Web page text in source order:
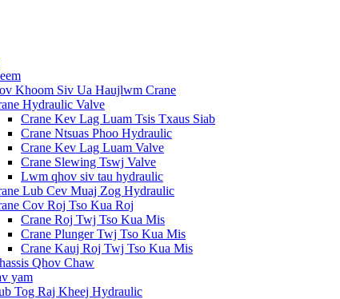
Khoom Siv Ua Haujlwm Crane
Hydraulic Valve
Crane Kev Lag Luam Tsis Txaus Siab
Crane Ntsuas Phoo Hydraulic
Crane Kev Lag Luam Valve
Crane Slewing Tswj Valve
Lwm qhov siv tau hydraulic
Lub Cev Muaj Zog Hydraulic
Cov Roj Tso Kua Roj
Crane Roj Twj Tso Kua Mis
Crane Plunger Twj Tso Kua Mis
Crane Kauj Roj Twj Tso Kua Mis
Qhov Chaw
yam
Tog Raj Kheej Hydraulic